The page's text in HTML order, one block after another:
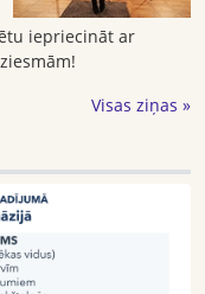
iepriecināt ar
Visas ziņas »